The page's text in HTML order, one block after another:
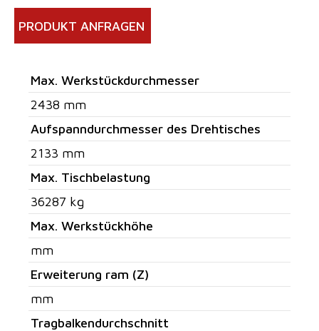
PRODUKT ANFRAGEN
Max. Werkstückdurchmesser
2438 mm
Aufspanndurchmesser des Drehtisches
2133 mm
Max. Tischbelastung
36287 kg
Max. Werkstückhöhe
mm
Erweiterung ram (Z)
mm
Tragbalkendurchschnitt